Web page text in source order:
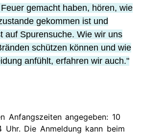
gemacht haben, hören, wie
gekommen ist und
auf Spurensuche. Wie wir uns
schützen können und wie
anfühlt, erfahren wir auch."
Anfangszeiten angegeben: 10
Uhr. Die Anmeldung kann beim